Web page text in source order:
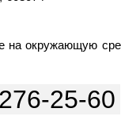
на окружающую
25-60